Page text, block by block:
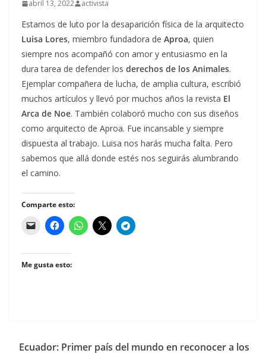
abril 13, 2022 activista
Estamos de luto por la desaparición física de la arquitecto
Luisa Lores, miembro fundadora de Aproa, quien
siempre nos acompañó con amor y entusiasmo en la
dura tarea de defender los derechos de los Animales.
Ejemplar compañera de lucha, de amplia cultura, escribió
muchos artículos y llevó por muchos años la revista El
Arca de Noe. También colaboró mucho con sus diseños
como arquitecto de Aproa. Fue incansable y siempre
dispuesta al trabajo. Luisa nos harás mucha falta. Pero
sabemos que allá donde estés nos seguirás alumbrando
el camino.
Comparte esto:
Me gusta esto:
Ecuador: Primer país del mundo en reconocer a los